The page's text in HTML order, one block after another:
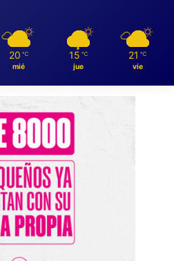
20 ℃
mié
15 ℃
jue
21 ℃
vie